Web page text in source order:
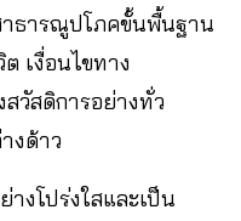
าธารณูปโภคขั้นพื้นฐาน
เงื่อนไขทาง
วัสดิการอย่างทั่ว
งด้าว
งโปร่งใสและเป็น